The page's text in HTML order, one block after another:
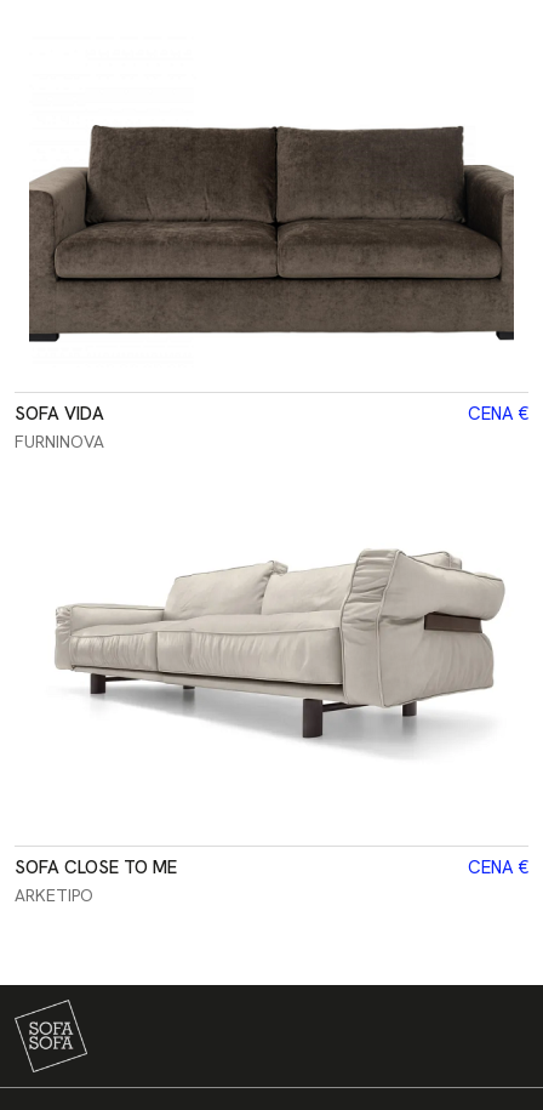
SOFA VIDA
FURNINOVA
CENA €
SOFA CLOSE TO ME
ARKETIPO
CENA €